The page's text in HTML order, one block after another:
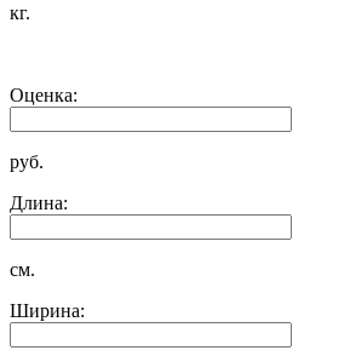
кг.
Оценка:
руб.
Длина:
см.
Ширина: